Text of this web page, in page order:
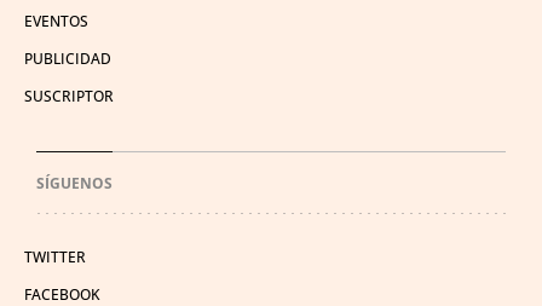
EVENTOS
PUBLICIDAD
SUSCRIPTOR
SÍGUENOS
TWITTER
FACEBOOK